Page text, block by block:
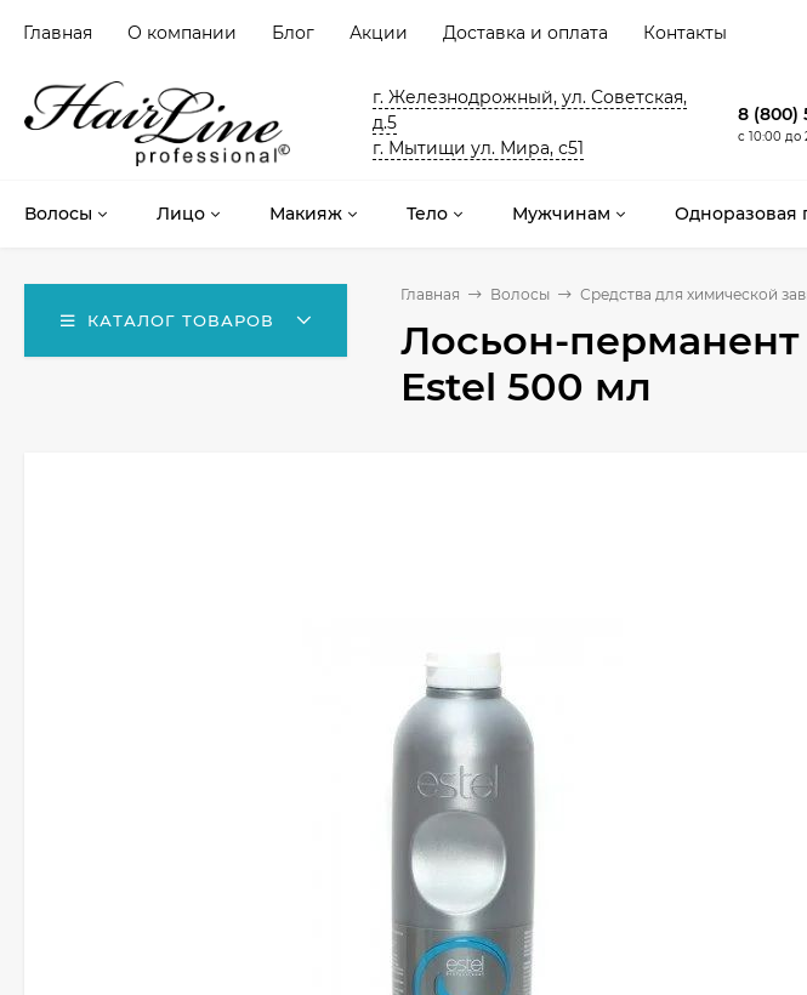
Главная О компании Блог Акции Доставка и оплата Контакты
г. Железнодрожный, ул. Советская,
д.5
г. Мытищи ул. Мира, с51
8 (800)
с 10:00 до
Волосы Лицо Макияж Тело Мужчинам Одноразовая
КАТАЛОГ ТОВАРОВ
Главная Волосы Средства для химической
Лосьон-
Estel 500 мл